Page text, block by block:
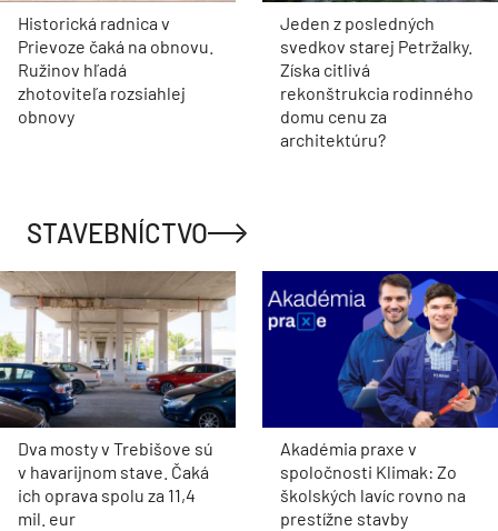
Historická radnica v
Prievoze čaká na obnovu.
Ružinov hľadá
zhotoviteľa rozsiahlej
obnovy
Jeden z posledných
svedkov starej Petržalky.
Získa citlivá
rekonštrukcia rodinného
domu cenu za
architektúru?
STAVEBNÍCTVO
Dva mosty v Trebišove sú
v havarijnom stave. Čaká
ich oprava spolu za 11,4
mil. eur
Akadémia praxe v
spoločnosti Klimak: Zo
školských lavíc rovno na
prestížne stavby